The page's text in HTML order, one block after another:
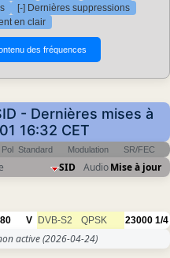
[-] Dernières suppressions
en clair
- Dernières mises à
16:32 CET
Pol Standard Modulation SR/FEC
SID AudioMise à jour
V DVB-S2 QPSK 23000 1/4
active(2026-04-24)